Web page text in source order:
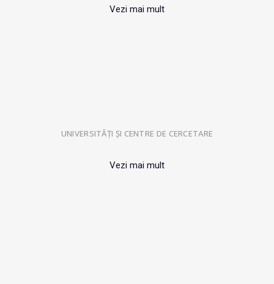
Vezi mai mult
UNIVERSITĂȚI ȘI CENTRE DE CERCETARE
Vezi mai mult